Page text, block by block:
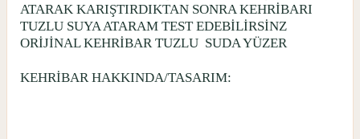
ATARAK KARIŞTIRDIKTAN SONRA KEHRİBARI
TUZLU SUYA ATARAM TEST EDEBİLİRSİNZ
ORİJİNAL KEHRİBAR TUZLU SUDA YÜZER
KEHRİBAR HAKKINDA/TASARIM: